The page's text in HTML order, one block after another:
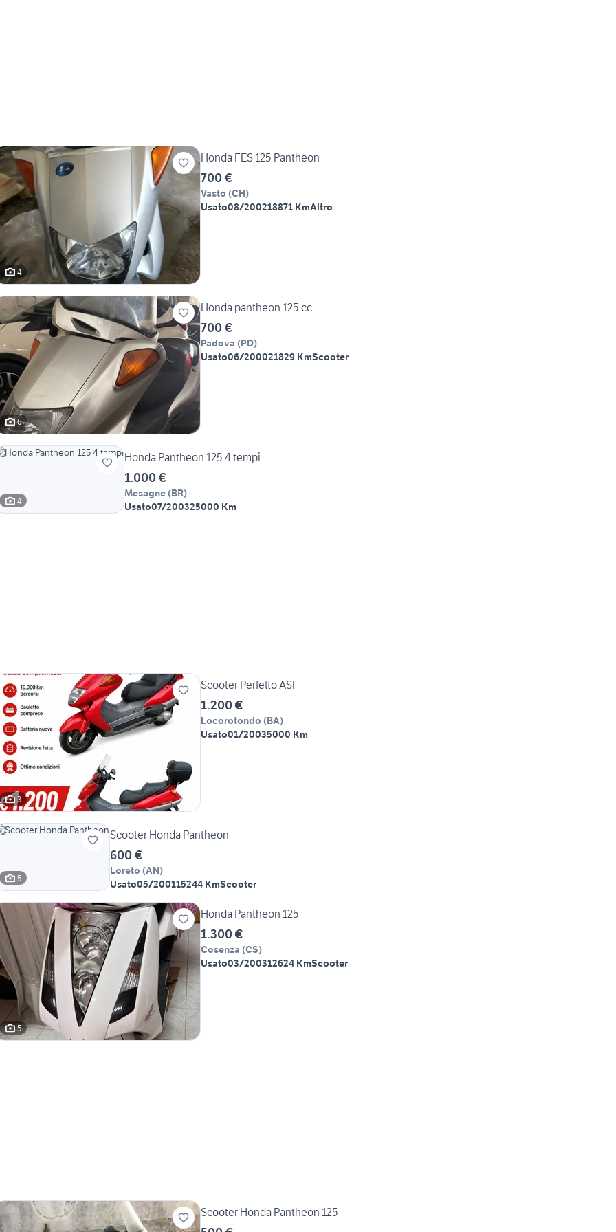
4
Honda FES 125 Pantheon
700 €
Vasto (CH)
Usato08/200218871 KmAltro
6
Honda pantheon 125 cc
700 €
Padova (PD)
Usato06/200021829 KmScooter
4
Honda Pantheon 125 4 tempi
1.000 €
Mesagne (BR)
Usato07/200325000 Km
3
Scooter Perfetto ASI
1.200 €
Locorotondo (BA)
Usato01/20035000 Km
5
Scooter Honda Pantheon
600 €
Loreto (AN)
Usato05/200115244 KmScooter
5
Honda Pantheon 125
1.300 €
Cosenza (CS)
Usato03/200312624 KmScooter
Scooter Honda Pantheon 125